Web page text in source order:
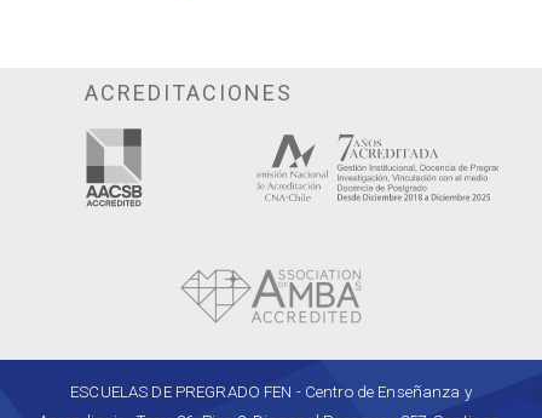
ACREDITACIONES
ESCUELAS DE PREGRADO FEN - Centro de Enseñanza y